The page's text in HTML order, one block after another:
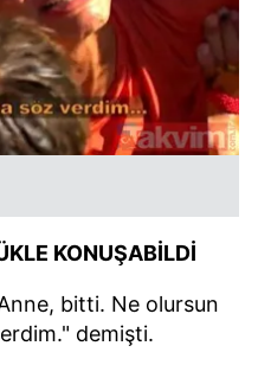
KONUŞABİLDİ
bitti. Ne olursun
demişti.